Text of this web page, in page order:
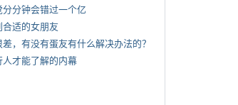
分钟会错过一个亿
适的女朋友
，有没有蛋友有什么解决办法的？
才能了解的内幕